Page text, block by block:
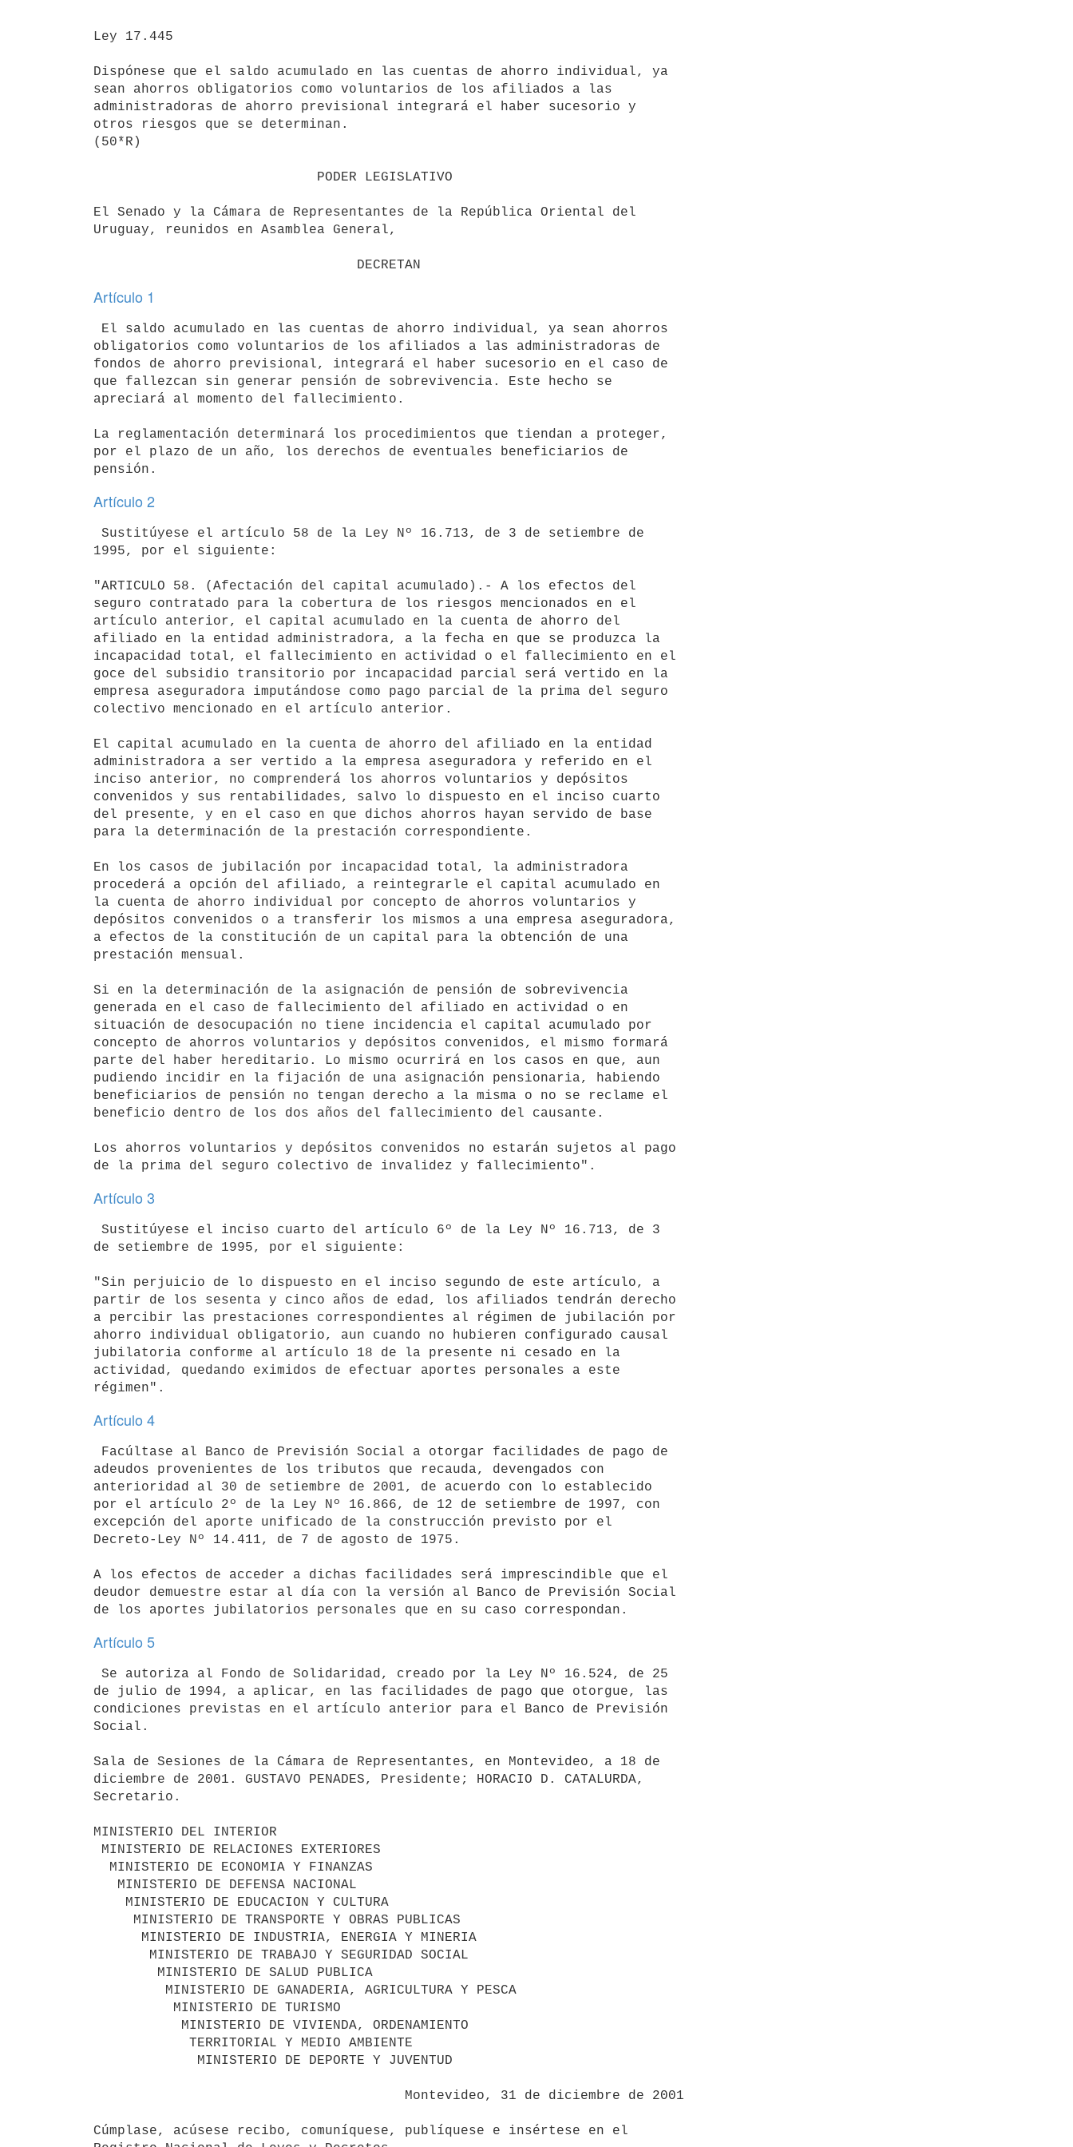
Ley 17.445
Dispónese que el saldo acumulado en las cuentas de ahorro individual, ya
sean ahorros obligatorios como voluntarios de los afiliados a las
administradoras de ahorro previsional integrará el haber sucesorio y
otros riesgos que se determinan.
(50*R)
El Senado y la Cámara de Representantes de la República Oriental del
Uruguay, reunidos en Asamblea General,
Artículo 1
obligatorios como voluntarios de los afiliados a las administradoras de
fondos de ahorro previsional, integrará el haber sucesorio en el caso de
que fallezcan sin generar pensión de sobrevivencia. Este hecho se
apreciará al momento del fallecimiento.
La reglamentación determinará los procedimientos que tiendan a proteger,
por el plazo de un año, los derechos de eventuales beneficiarios de
Artículo 2
1995, por el siguiente:
"ARTICULO 58. (Afectación del capital acumulado).- A los efectos del
seguro contratado para la cobertura de los riesgos mencionados en el
artículo anterior, el capital acumulado en la cuenta de ahorro del
afiliado en la entidad administradora, a la fecha en que se produzca la
incapacidad total, el fallecimiento en actividad o el fallecimiento en el
goce del subsidio transitorio por incapacidad parcial será vertido en la
empresa aseguradora imputándose como pago parcial de la prima del seguro
colectivo mencionado en el artículo anterior.
El capital acumulado en la cuenta de ahorro del afiliado en la entidad
administradora a ser vertido a la empresa aseguradora y referido en el
inciso anterior, no comprenderá los ahorros voluntarios y depósitos
convenidos y sus rentabilidades, salvo lo dispuesto en el inciso cuarto
del presente, y en el caso en que dichos ahorros hayan servido de base
para la determinación de la prestación correspondiente.
En los casos de jubilación por incapacidad total, la administradora
procederá a opción del afiliado, a reintegrarle el capital acumulado en
la cuenta de ahorro individual por concepto de ahorros voluntarios y
depósitos convenidos o a transferir los mismos a una empresa aseguradora,
a efectos de la constitución de un capital para la obtención de una
prestación mensual.
Si en la determinación de la asignación de pensión de sobrevivencia
generada en el caso de fallecimiento del afiliado en actividad o en
situación de desocupación no tiene incidencia el capital acumulado por
concepto de ahorros voluntarios y depósitos convenidos, el mismo formará
parte del haber hereditario. Lo mismo ocurrirá en los casos en que, aun
pudiendo incidir en la fijación de una asignación pensionaria, habiendo
beneficiarios de pensión no tengan derecho a la misma o no se reclame el
beneficio dentro de los dos años del fallecimiento del causante.
Los ahorros voluntarios y depósitos convenidos no estarán sujetos al pago
Artículo 3
de setiembre de 1995, por el siguiente:
"Sin perjuicio de lo dispuesto en el inciso segundo de este artículo, a
partir de los sesenta y cinco años de edad, los afiliados tendrán derecho
a percibir las prestaciones correspondientes al régimen de jubilación por
ahorro individual obligatorio, aun cuando no hubieren configurado causal
jubilatoria conforme al artículo 18 de la presente ni cesado en la
actividad, quedando eximidos de efectuar aportes personales a este
Artículo 4
adeudos provenientes de los tributos que recauda, devengados con
anterioridad al 30 de setiembre de 2001, de acuerdo con lo establecido
por el artículo 2º de la Ley Nº 16.866, de 12 de setiembre de 1997, con
excepción del aporte unificado de la construcción previsto por el
Decreto-Ley Nº 14.411, de 7 de agosto de 1975.
A los efectos de acceder a dichas facilidades será imprescindible que el
deudor demuestre estar al día con la versión al Banco de Previsión Social
Artículo 5
de julio de 1994, a aplicar, en las facilidades de pago que otorgue, las
condiciones previstas en el artículo anterior para el Banco de Previsión
Social.
Sala de Sesiones de la Cámara de Representantes, en Montevideo, a 18 de
diciembre de 2001. GUSTAVO PENADES, Presidente; HORACIO D. CATALURDA,
Secretario.
MINISTERIO DEL INTERIOR
Cúmplase, acúsese recibo, comuníquese, publíquese e insértese en el